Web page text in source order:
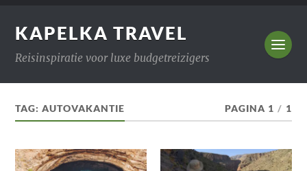
KAPELKA TRAVEL
Reisinspiratie voor luxe budgetreizigers
TAG:AUTOVAKANTIE PAGINA 1 / 1